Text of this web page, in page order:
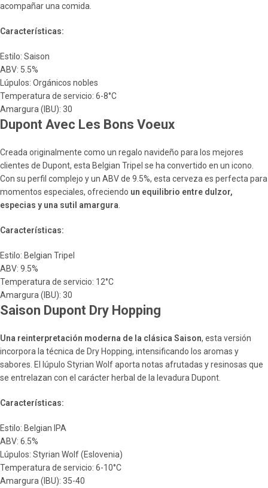
acompañar una comida.
Características:
Estilo: Saison
ABV: 5.5%
Lúpulos: Orgánicos nobles
Temperatura de servicio: 6-8°C
Amargura (IBU): 30
Dupont Avec Les Bons Voeux
Creada originalmente como un regalo navideño para los mejores
clientes de Dupont, esta Belgian Tripel se ha convertido en un icono.
Con su perfil complejo y un ABV de 9.5%, esta cerveza es perfecta para
momentos especiales, ofreciendo un equilibrio entre dulzor,
especias y una sutil amargura.
Características:
Estilo: Belgian Tripel
ABV: 9.5%
Temperatura de servicio: 12°C
Amargura (IBU): 30
Saison Dupont Dry Hopping
Una reinterpretación moderna de la clásica Saison, esta versión
incorpora la técnica de Dry Hopping, intensificando los aromas y
sabores. El lúpulo Styrian Wolf aporta notas afrutadas y resinosas que
se entrelazan con el carácter herbal de la levadura Dupont.
Características:
Estilo: Belgian IPA
ABV: 6.5%
Lúpulos: Styrian Wolf (Eslovenia)
Temperatura de servicio: 6-10°C
Amargura (IBU): 35-40